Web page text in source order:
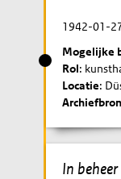
1942-01-
Mogelijke
Rol:
Locatie:
Archiefbron
In